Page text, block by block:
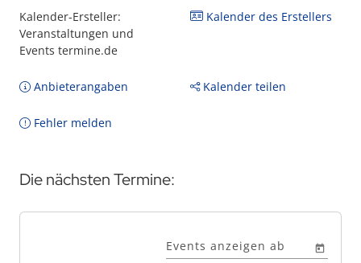
Kalender-Ersteller:
Veranstaltungen und
Events termine.de
Kalender des Erstellers
Anbieterangaben Kalender teilen
Fehler melden
Die nächsten Termine:
Events anzeigen ab